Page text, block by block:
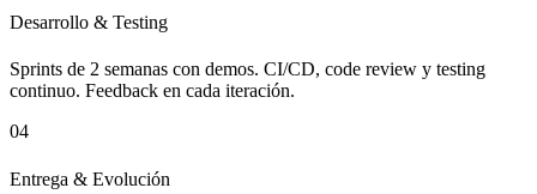
Desarrollo & Testing
Sprints de 2 semanas con demos. CI/CD, code review y testing
continuo. Feedback en cada iteración.
04
Entrega & Evolución